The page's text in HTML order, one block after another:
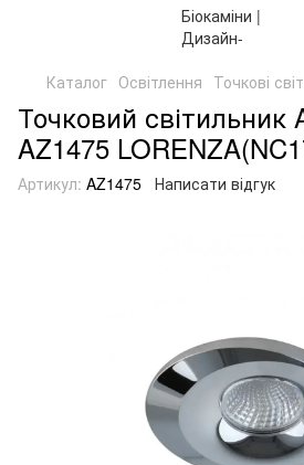
Каталог Освітлення Точкові
Точковий світильник
AZ1475
Артикул: AZ1475 Написати відгук